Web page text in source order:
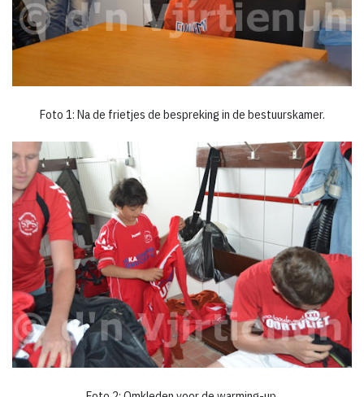
Foto 1: Na de frietjes de bespreking in de bestuurskamer.